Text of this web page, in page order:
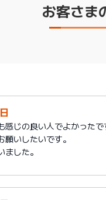
お客さま
感じの良い人でよかったで
いしたいです。
した。